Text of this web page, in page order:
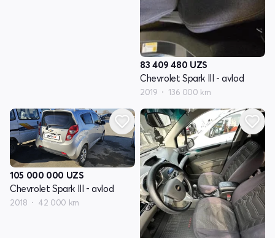
83 409 480 UZS
Chevrolet Spark III - avlod
2019 136 000 km
105 000 000 UZS
Chevrolet Spark III - avlod
2018 42 000 km